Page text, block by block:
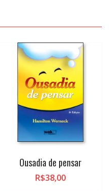
Ousadia de pensar
R$38,00